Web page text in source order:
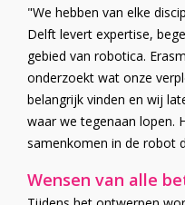
"We hebben van elke
Delft levert expertise,
gebied van robotica.
onderzoekt wat onze
belangrijk vinden en wij
waar we tegenaan lopen.
samenkomen in de robot
Wensen van alle